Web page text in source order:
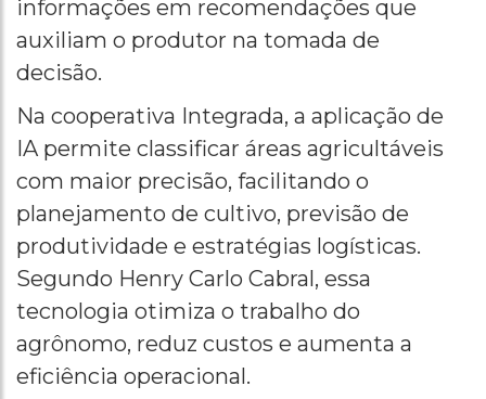
informações em recomendações que
auxiliam o produtor na tomada de
decisão.
Na cooperativa Integrada, a aplicação de
IA permite classificar áreas agricultáveis
com maior precisão, facilitando o
planejamento de cultivo, previsão de
produtividade e estratégias logísticas.
Segundo Henry Carlo Cabral, essa
tecnologia otimiza o trabalho do
agrônomo, reduz custos e aumenta a
eficiência operacional.